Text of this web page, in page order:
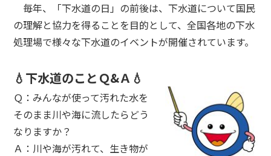
毎年、「下水道の日」の前後は、下水道について国民
の理解と協力を得ることを目的として、全国各地の下水
処理場で様々な下水道のイベントが開催されています。
💧下水道のことＱ&Ａ💧
Ｑ：みんなが使って汚れた水を
そのまま川や海に流したらどう
なりますか？
Ａ：川や海が汚れて、生き物が